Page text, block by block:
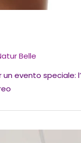
Belle
un evento